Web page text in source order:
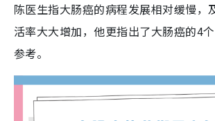
陈医生指大肠癌的病程发展相对缓慢，
活率大大增加，他更指出了大肠癌的4
参考。